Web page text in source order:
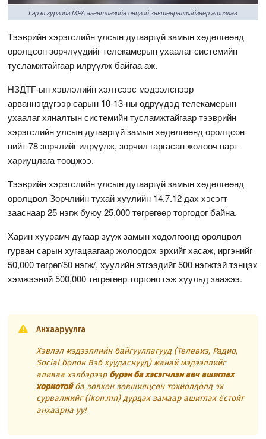
Гэрэл зургийг MPA агентлагийн онцгой зөвшөөрөлтэйгөөр ашиглав
Тээврийн хэрэгслийн улсын дугааргүй замын хөдөлгөөнд
оролцсон зөрчлүүдийг телекамерын ухаалаг системийн
тусламжтайгаар илрүүлж байгаа аж.
НЗДТГ-ын хэвлэлийн хэлтсээс мэдээлснээр
арваннэгдүгээр сарын 10-13-ны өдрүүдэд телекамерын
ухаалаг хяналтын системийн тусламжтайгаар тээврийн
хэрэгслийн улсын дугааргүй замын хөдөлгөөнд оролцсон
нийт 78 зөрчлийг илрүүлж, зөрчил гаргасан жолооч нарт
хариуцлага тооцжээ.
Тээврийн хэрэгслийн улсын дугааргүй замын хөдөлгөөнд
оролцвол Зөрчлийн тухай хуулийн 14.7.12 дах хэсэгт
зааснаар 25 нэгж буюу 25,000 төгрөгөөр торгодог байна.
Харин хуурамч дугаар зүүж замын хөдөлгөөнд оролцвол
гурван сарын хугацаагаар жолоодох эрхийг хасаж, иргэнийг
50,000 төгрөг/50 нэгж/, хуулийн этгээдийг 500 нэгжтэй тэнцэх
хэмжээний 500,000 төгрөгөөр торгоно гэж хуульд заажээ.
Анхааруулга
Хэвлэл мэдээллийн байгууллагууд (Телевиз, Радио,
Social болон Вэб хуудаснууд) манай мэдээллийг
аливаа хэлбэрээр бүрэн ба хэсэгчлэн авч ашиглах
хориотойба зөвхөн зөвшилцсөн тохиолдолд эх
сурвалжийг (ikon.mn) дурдах замаар ашиглах ёстойг
анхаарна уу!